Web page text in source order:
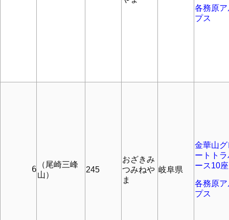
各務原ア
プス
      6
（尾崎三峰
山）
245
おざきみ
つみねや
ま
岐阜県
金華山グ
ートトラ
ース10座
各務原ア
プス